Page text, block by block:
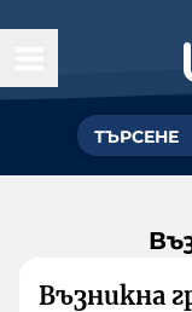
Възникна